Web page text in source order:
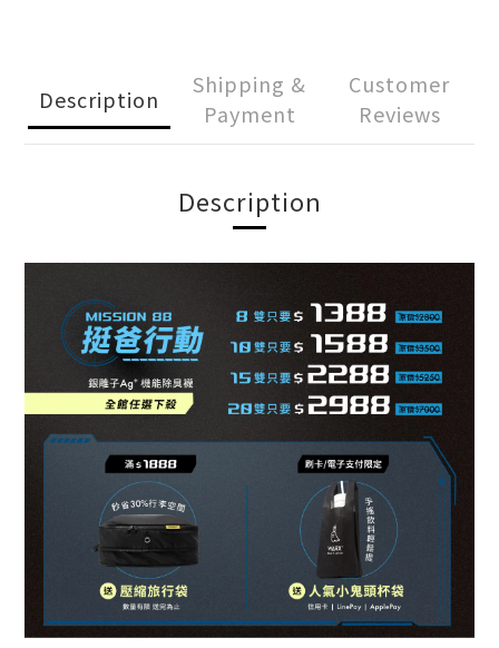
Description
Shipping &
Payment
Customer
Reviews
Description